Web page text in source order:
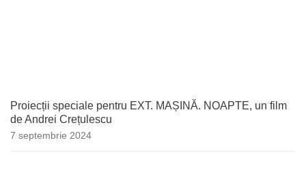
Proiecții speciale pentru EXT. MAȘINĂ. NOAPTE, un film
de Andrei Crețulescu
7 septembrie 2024